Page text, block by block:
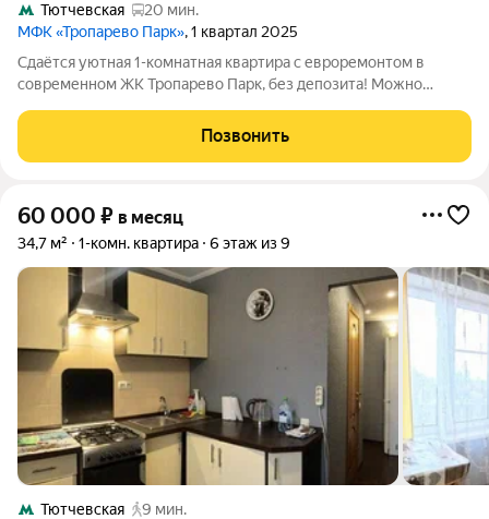
Тютчевская
20 мин.
МФК «Тропарево Парк», 1 квартал 2025
Сдаётся уютная 1-комнатная квартира с евроремонтом в
современном ЖК Тропарево Парк, без депозита! Можно
Совмещённый санузел с ванной,
Позвонить
60 000 ₽ в месяц
34,7 м² 1-комн. квартира 6 этаж из 9
Тютчевская
9 мин.